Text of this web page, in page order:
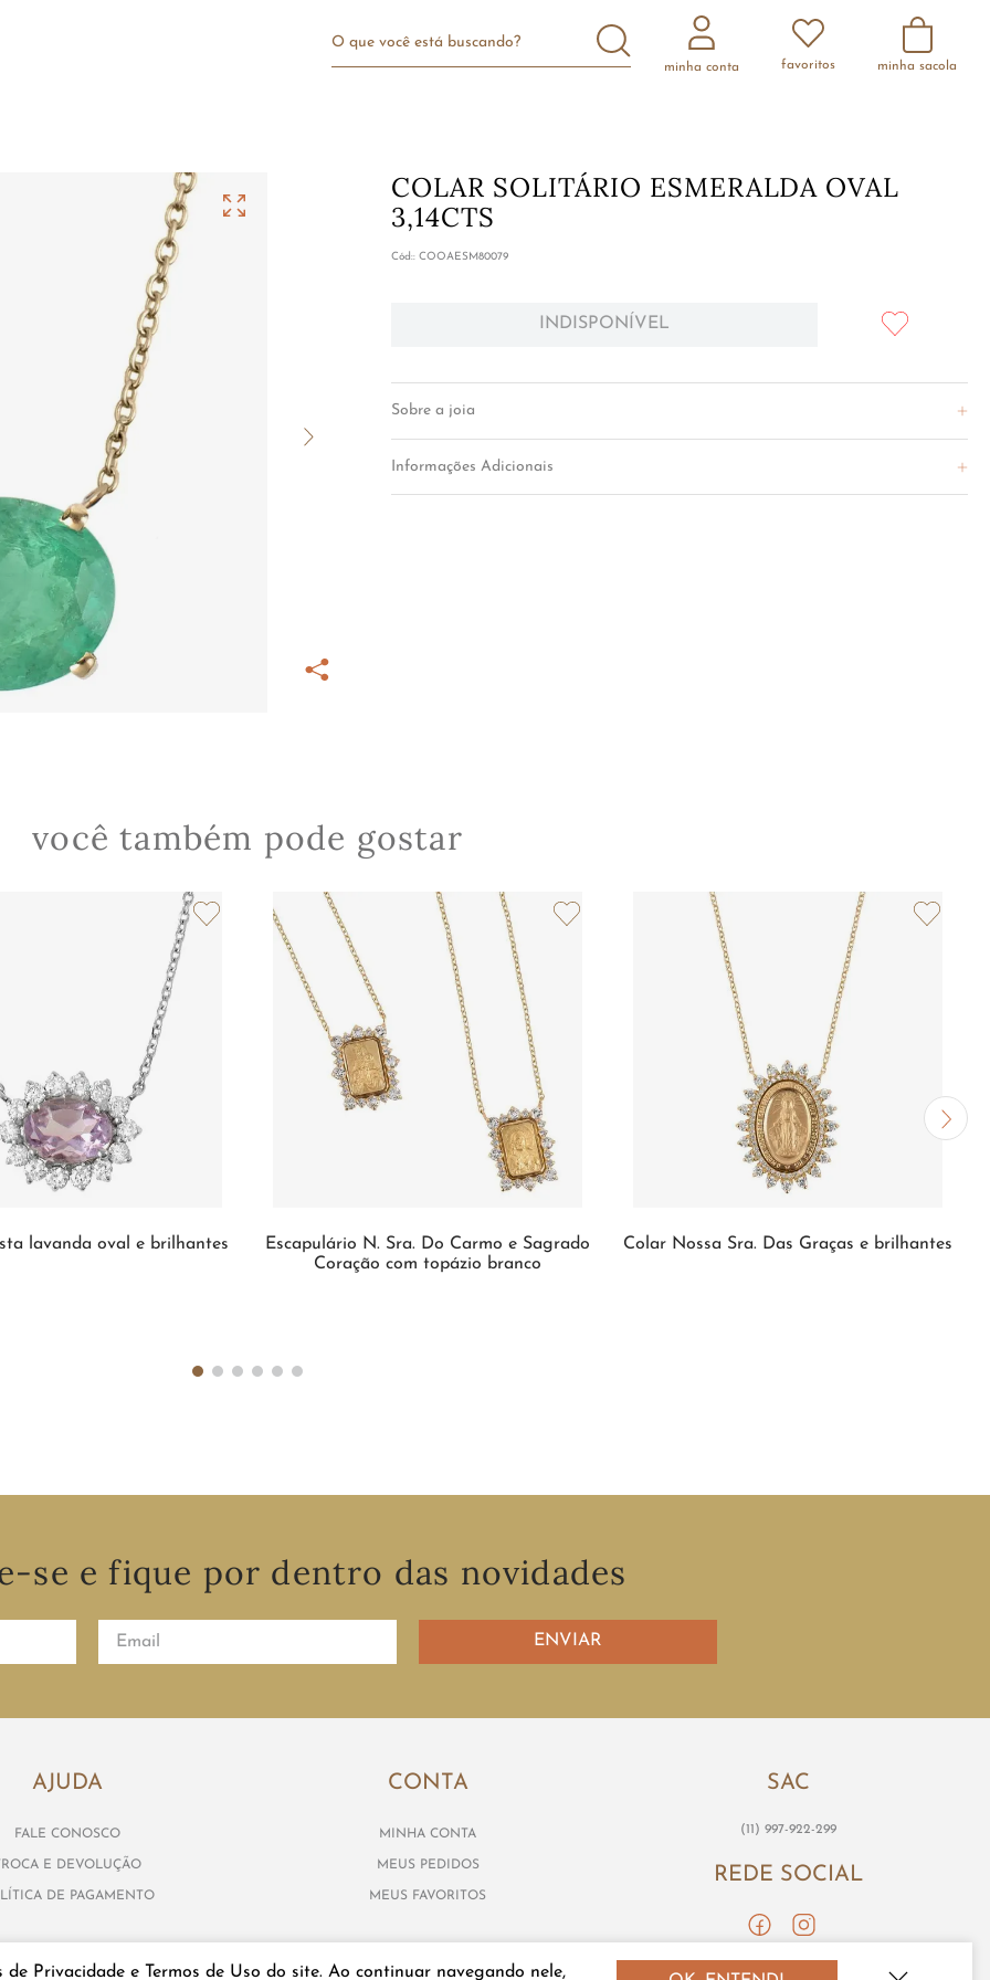
Privacidade e Termos de Uso do site. Ao continuar navegando nele,
minha conta favoritos
COLAR SOLITÁRIO ESMERALDA OVAL
3,14CTS
:COOAESM80079
INDISPONÍVEL
Sobre a joia
Informações Adicionais
você também pode gostar
lavanda oval e brilhantes
Escapulário N. Sra. Do Carmo e Sagrado
Coração com topázio branco
Colar Nossa Sra. Das Graças e brilhantes
se e fique por dentro das novidades
ENVIAR
AJUDA
FALE CONOSCO
E DEVOLUÇÃO
DE PAGAMENTO
CONTA
MINHA CONTA
MEUS PEDIDOS
MEUS FAVORITOS
SAC
(11) 997-922-299
REDE SOCIAL